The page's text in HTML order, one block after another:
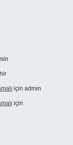
için admin
için